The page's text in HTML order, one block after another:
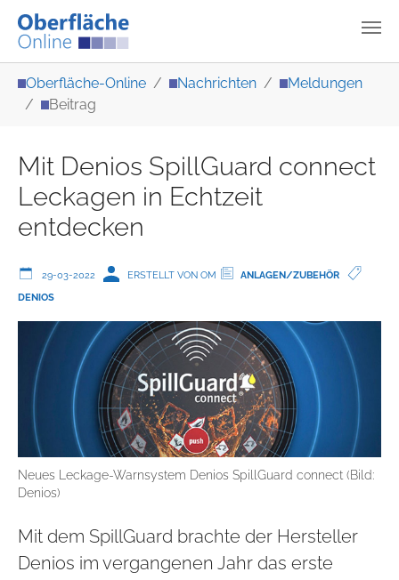
Oberfläche-Online Nachrichten
Meldungen
Beitrag
Mit Denios SpillGuard connect
Leckagen in Echtzeit
entdecken
29-03-2022 ERSTELLT VON OM
ANLAGEN/ZUBEHÖR
DENIOS
Neues Leckage-Warnsystem Denios SpillGuard connect (Bild:
Denios)
Mit dem SpillGuard brachte der Hersteller
Denios im vergangenen Jahr das erste